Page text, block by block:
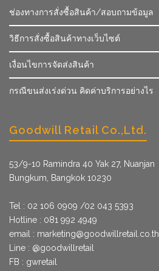
ช่องทางการสั่งซื้อสินค้า/สอบถามข้อมูล
วิธีการสั่งซื้อสินค้าทางเว็บไซต์
เงื่อนไขการจัดส่งสินค้า
กรณีขนส่งเร่งด่วน คิดค่าบริการอย่างไร
Goodwill Retail Co.,Ltd.
53/9­-10 Ramindra 40 Yak 27, Nuanjan
Bungkum, Bangkok 10230
Tel : 02 106 0909 /02 043 5393
Hotline : 081 992 4949
email : marketing@goodwillretail.co.th
Line : @goodwillretail
FB : gwretail